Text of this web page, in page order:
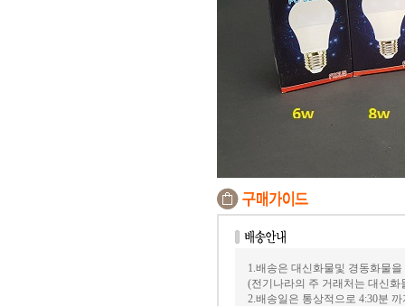
1.배송은 대신화물및 경동화물
(전기나라의 주 거래처는 대신화
2.배송일은 통상적으로 4:30분